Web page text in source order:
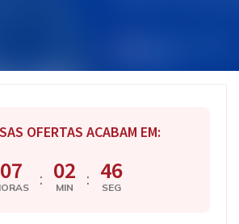
OFERTAS ACABAM EM:
07 : 02
MIN : 46
SEG